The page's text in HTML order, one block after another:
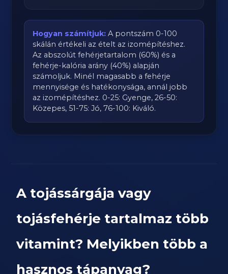
Hogyan számítjuk: A pontszám 0-100
skálán értékeli az ételt az izomépítéshez.
Az abszolút fehérjetartalom (60%) és a
fehérje-kalória arány (40%) alapján
számoljuk. Minél magasabb a fehérje
mennyisége és hatékonysága, annál jobb
az izomépítéshez. 0-25: Gyenge, 26-50:
Közepes, 51-75: Jó, 76-100: Kiváló.
A tojássárgája vagy
tojásfehérje tartalmaz több
vitamint? Melyikben több a
hasznos tápanyag?